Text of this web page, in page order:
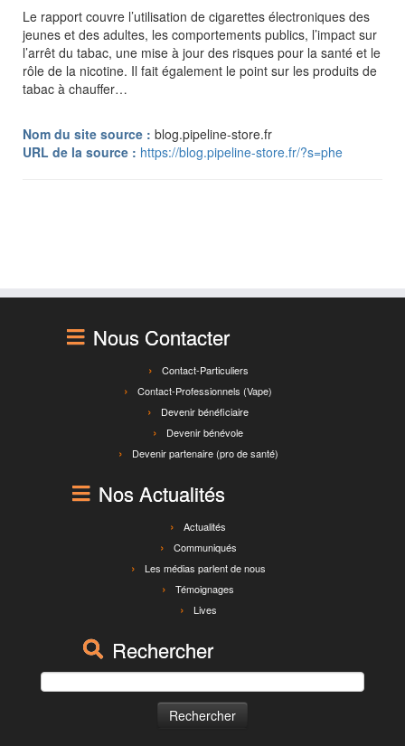
Le rapport couvre l’utilisation de cigarettes électroniques des
jeunes et des adultes, les comportements publics, l’impact sur
l’arrêt du tabac, une mise à jour des risques pour la santé et le
rôle de la nicotine. Il fait également le point sur les produits de
tabac à chauffer…
Nom du site source : blog.pipeline-store.fr
URL de la source : https://blog.pipeline-store.fr/?s=phe
Nous Contacter
Contact-Particuliers
Contact-Professionnels (Vape)
Devenir bénéficiaire
Devenir bénévole
Devenir partenaire (pro de santé)
Nos Actualités
Actualités
Communiqués
Les médias parlent de nous
Témoignages
Lives
Rechercher
Rechercher :